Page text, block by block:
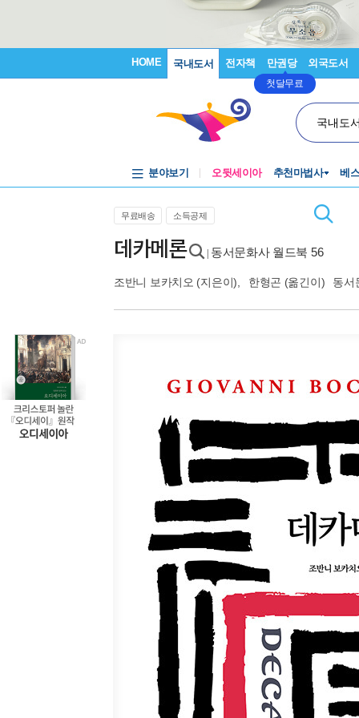
HOME 국내도서 전자책 만권당
첫달무료
외국도서
국내도
분야보기 오뒷세이아 추천마법사 베
무료배송 소득공제
데카메론 동서문화사 월드북 56
조반니 보카치오 (지은이), 한형곤 (옮긴이) 동서